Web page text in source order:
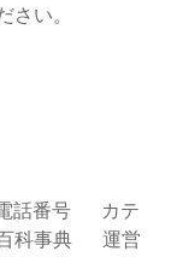
い。
話番号
カテ
科事典
運営